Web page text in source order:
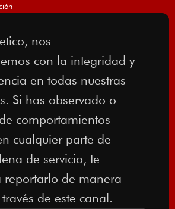
nos
con la integridad y
en todas nuestras
Si has observado o
comportamientos
cualquier parte de
de servicio, te
reportarlo de manera
de este canal.